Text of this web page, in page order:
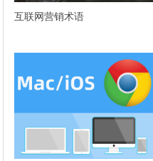
互联网营销术语